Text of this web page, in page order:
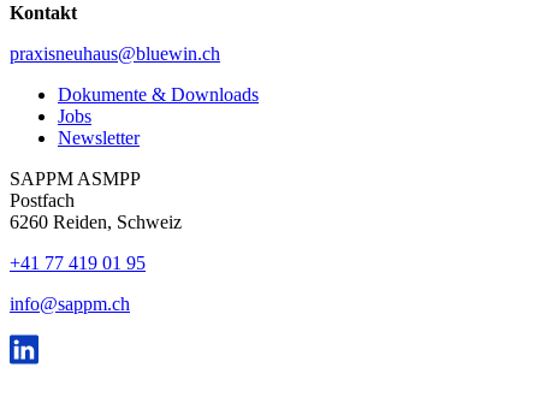
Kontakt
praxisneuhaus@bluewin.ch
Dokumente & Downloads
Jobs
Newsletter
SAPPM ASMPP
Postfach
6260 Reiden, Schweiz
+41 77 419 01 95
info@sappm.ch